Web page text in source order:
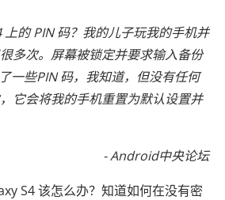
上的 PIN 码？我的儿子玩我的手机并
多次。屏幕被锁定并要求输入备份
一些PIN 码，我知道，但没有任何
它会将我的手机重置为默认设置并
- Android中央论坛
S4 该怎么办？知道如何在没有密